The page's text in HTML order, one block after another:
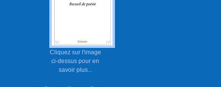
Cliquez sur l'image
ci-dessus pour en
savoir plus...